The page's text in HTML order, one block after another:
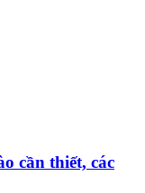
cần thiết, các